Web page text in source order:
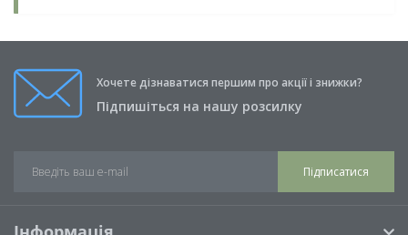
Хочете дізнаватися першим про акції і знижки?
Підпишіться на нашу розсилку
Підписатися